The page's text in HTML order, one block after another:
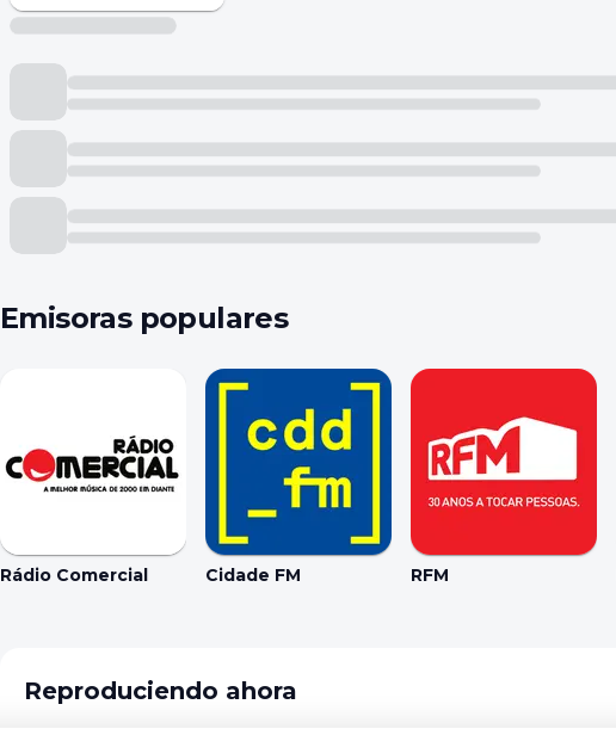
Emisoras populares
Rádio Comercial Cidade FM RFM
Reproduciendo ahora